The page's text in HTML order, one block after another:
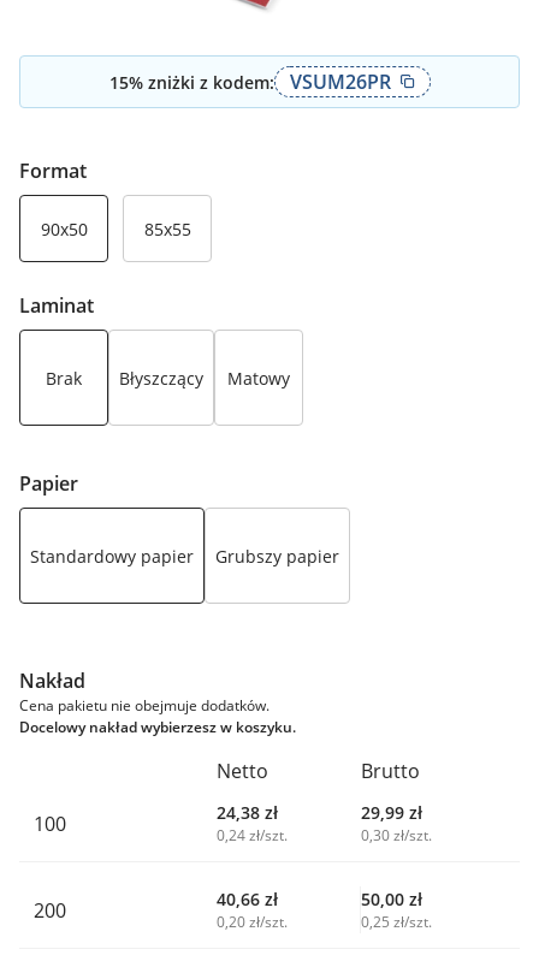
15% zniżki z kodem: VSUM26PR
Format
90x50 85x55
Laminat
Brak Błyszczący Matowy
Papier
Standardowy papier Grubszy papier
Nakład
Cena pakietu nie obejmuje dodatków.
Docelowy nakład wybierzesz w koszyku.
Netto
Brutto
100
24,38 zł
0,24 zł/szt.
29,99 zł
0,30 zł/szt.
200 40,66 zł
0,20 zł/szt.
50,00 zł
0,25 zł/szt.